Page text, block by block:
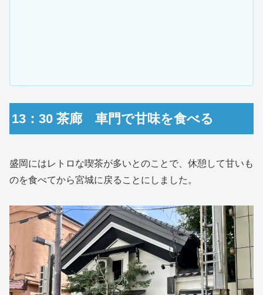
13：30 茶廊 車門で甘味を食べる
盛岡にはレトロな喫茶が多いとのことで、休憩して甘いも
のを食べてから宮城に戻ることにしました。